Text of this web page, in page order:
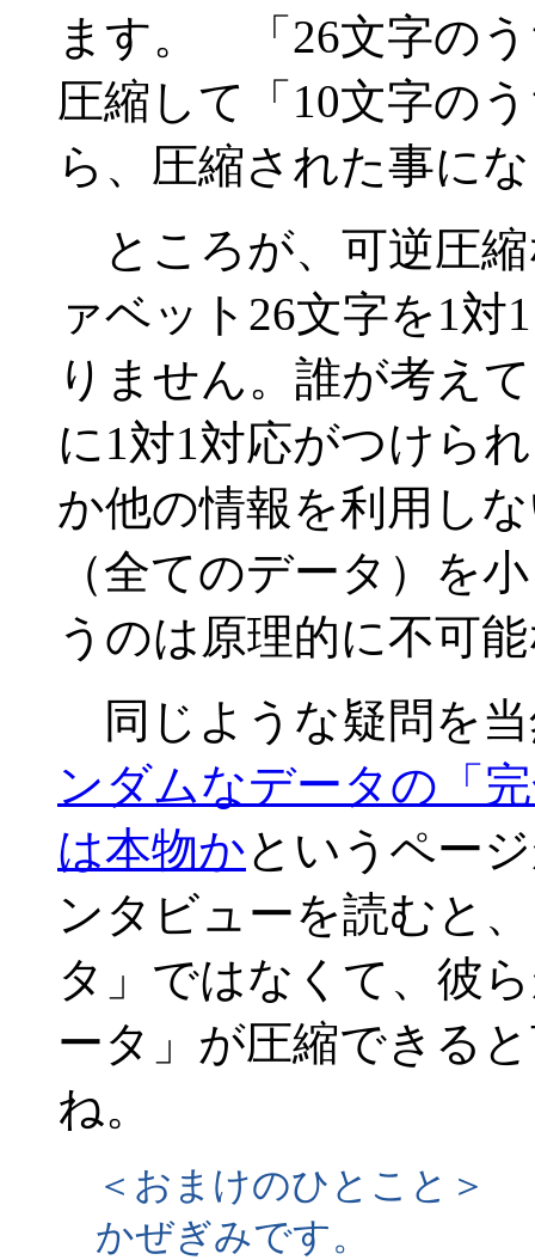
ます。 「26文字の
圧縮して「10文字の
ら、圧縮された事に
ところが、可逆圧縮
ァベット26文字を1
りません。誰が考え
に1対1対応がつけら
か他の情報を利用し
（全てのデータ）を
うのは原理的に不可
同じような疑問を
ンダムなデータの「
は本物かというペー
ンタビューを読むと
タ」ではなくて、彼
ータ」が圧縮できる
ね。
＜おまけのひとこと＞
かぜぎみです。